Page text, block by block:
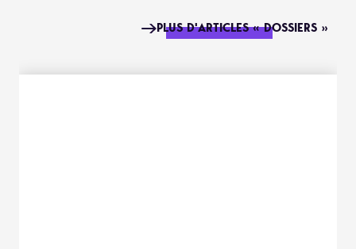
PLUS D'ARTICLES « DOSSIERS »